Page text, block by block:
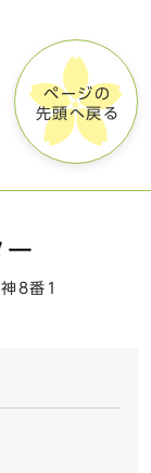
ページの
先頭へ戻る
8番1